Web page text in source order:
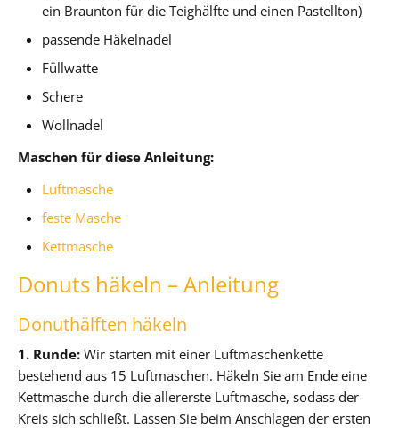
ein Braunton für die Teighälfte und einen Pastellton)
passende Häkelnadel
Füllwatte
Schere
Wollnadel
Maschen für diese Anleitung:
Luftmasche
feste Masche
Kettmasche
Donuts häkeln – Anleitung
Donuthälften häkeln
1. Runde: Wir starten mit einer Luftmaschenkette
bestehend aus 15 Luftmaschen. Häkeln Sie am Ende eine
Kettmasche durch die allererste Luftmasche, sodass der
Kreis sich schließt. Lassen Sie beim Anschlagen der ersten